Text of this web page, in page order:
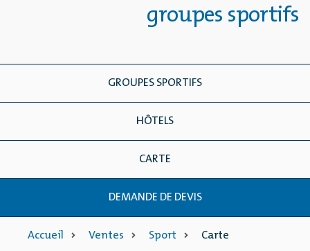
groupes sportifs
GROUPES SPORTIFS
HÔTELS
CARTE
DEMANDE DE DEVIS
Accueil Ventes Sport Carte